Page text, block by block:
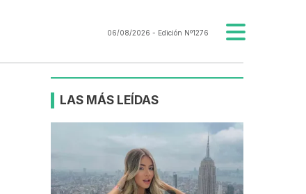
06/08/2026 - Edición Nº1276
LAS MÁS LEÍDAS